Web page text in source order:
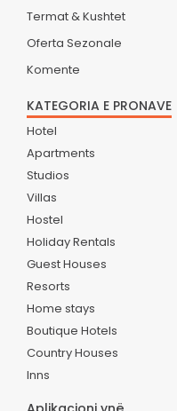
Termat & Kushtet
Oferta Sezonale
Komente
KATEGORIA E PRONAVE
Hotel
Apartments
Studios
Villas
Hostel
Holiday Rentals
Guest Houses
Resorts
Home stays
Boutique Hotels
Country Houses
Inns